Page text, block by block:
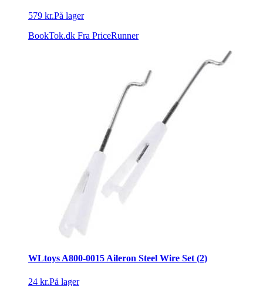
579 kr.På lager
BookTok.dk Fra PriceRunner
WLtoys A800-0015 Aileron Steel Wire Set (2)
24 kr.På lager